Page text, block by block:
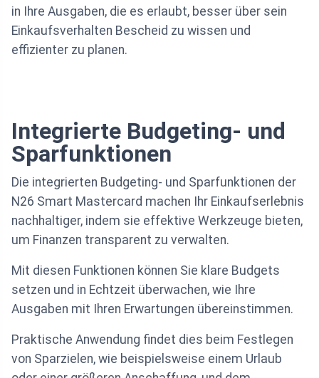
in Ihre Ausgaben, die es erlaubt, besser über sein
Einkaufsverhalten Bescheid zu wissen und
effizienter zu planen.
Integrierte Budgeting- und
Sparfunktionen
Die integrierten Budgeting- und Sparfunktionen der
N26 Smart Mastercard machen Ihr Einkaufserlebnis
nachhaltiger, indem sie effektive Werkzeuge bieten,
um Finanzen transparent zu verwalten.
Mit diesen Funktionen können Sie klare Budgets
setzen und in Echtzeit überwachen, wie Ihre
Ausgaben mit Ihren Erwartungen übereinstimmen.
Praktische Anwendung findet dies beim Festlegen
von Sparzielen, wie beispielsweise einem Urlaub